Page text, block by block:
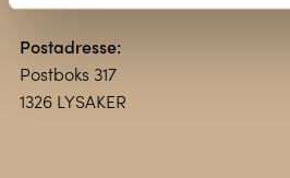
Postadresse:
Postboks 317
1326 LYSAKER